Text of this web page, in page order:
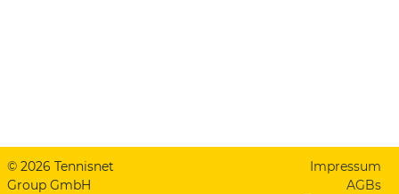
© 2026 Tennisnet
Group GmbH
Impressum
AGBs